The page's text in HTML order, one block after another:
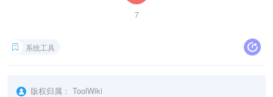
7
系统工具
版权归属： ToolWiki